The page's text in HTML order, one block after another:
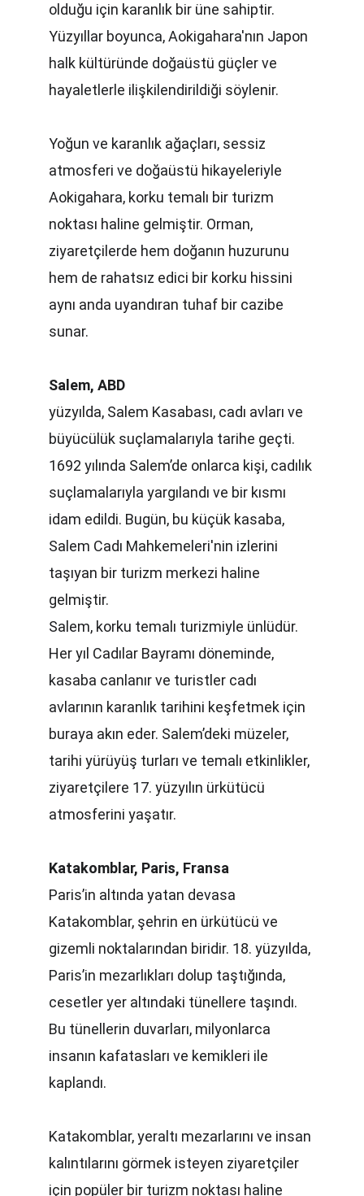
olduğu için karanlık bir üne sahiptir.
Yüzyıllar boyunca, Aokigahara'nın Japon
halk kültüründe doğaüstü güçler ve
hayaletlerle ilişkilendirildiği söylenir.
Yoğun ve karanlık ağaçları, sessiz
atmosferi ve doğaüstü hikayeleriyle
Aokigahara, korku temalı bir turizm
noktası haline gelmiştir. Orman,
ziyaretçilerde hem doğanın huzurunu
hem de rahatsız edici bir korku hissini
aynı anda uyandıran tuhaf bir cazibe
sunar.
Salem, ABD
yüzyılda, Salem Kasabası, cadı avları ve
büyücülük suçlamalarıyla tarihe geçti.
1692 yılında Salem’de onlarca kişi, cadılık
suçlamalarıyla yargılandı ve bir kısmı
idam edildi. Bugün, bu küçük kasaba,
Salem Cadı Mahkemeleri'nin izlerini
taşıyan bir turizm merkezi haline
gelmiştir.
Salem, korku temalı turizmiyle ünlüdür.
Her yıl Cadılar Bayramı döneminde,
kasaba canlanır ve turistler cadı
avlarının karanlık tarihini keşfetmek için
buraya akın eder. Salem’deki müzeler,
tarihi yürüyüş turları ve temalı etkinlikler,
ziyaretçilere 17. yüzyılın ürkütücü
atmosferini yaşatır.
Katakomblar, Paris, Fransa
Paris’in altında yatan devasa
Katakomblar, şehrin en ürkütücü ve
gizemli noktalarından biridir. 18. yüzyılda,
Paris’in mezarlıkları dolup taştığında,
cesetler yer altındaki tünellere taşındı.
Bu tünellerin duvarları, milyonlarca
insanın kafatasları ve kemikleri ile
kaplandı.
Katakomblar, yeraltı mezarlarını ve insan
kalıntılarını görmek isteyen ziyaretçiler
için popüler bir turizm noktası haline